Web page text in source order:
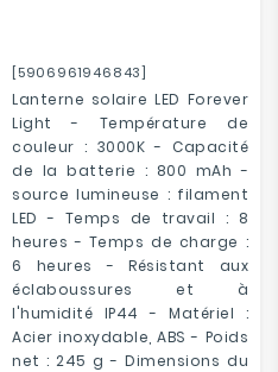
[5906961946843]
Lanterne solaire LED Forever
Light - Température de
couleur : 3000K - Capacité
de la batterie : 800 mAh -
source lumineuse : filament
LED - Temps de travail : 8
heures - Temps de charge :
6 heures - Résistant aux
éclaboussures et à
l'humidité IP44 - Matériel :
Acier inoxydable, ABS - Poids
net : 245 g - Dimensions du